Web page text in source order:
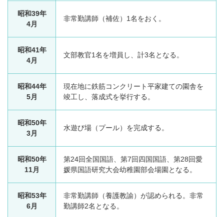
昭和39年
4月
非常勤講師（補佐）1名をおく。
昭和41年
4月
文部教官1名を増員し、計3名となる。
昭和44年
5月
現在地に鉄筋コンクリート平家建ての園舎を
竣工し、落成式を挙行する。
昭和50年
3月
水遊び場（プール）を完成する。
昭和50年
11月
第24回全国国語、第7回四国国語、第28回愛
媛県国語研究大会幼稚園部会場園となる。
昭和53年
6月
非常勤講師（養護教諭）が認められる。非常
勤講師2名となる。